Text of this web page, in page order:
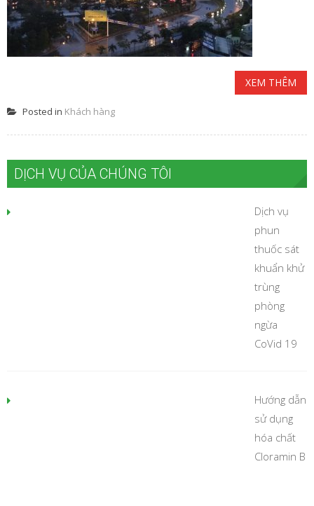
XEM THÊM
Posted in Khách hàng
DỊCH VỤ CỦA CHÚNG TÔI
Dịch vụ
phun
thuốc sát
khuẩn khử
trùng
phòng
ngừa
CoVid 19
Hướng dẫn
sử dụng
hóa chất
Cloramin B